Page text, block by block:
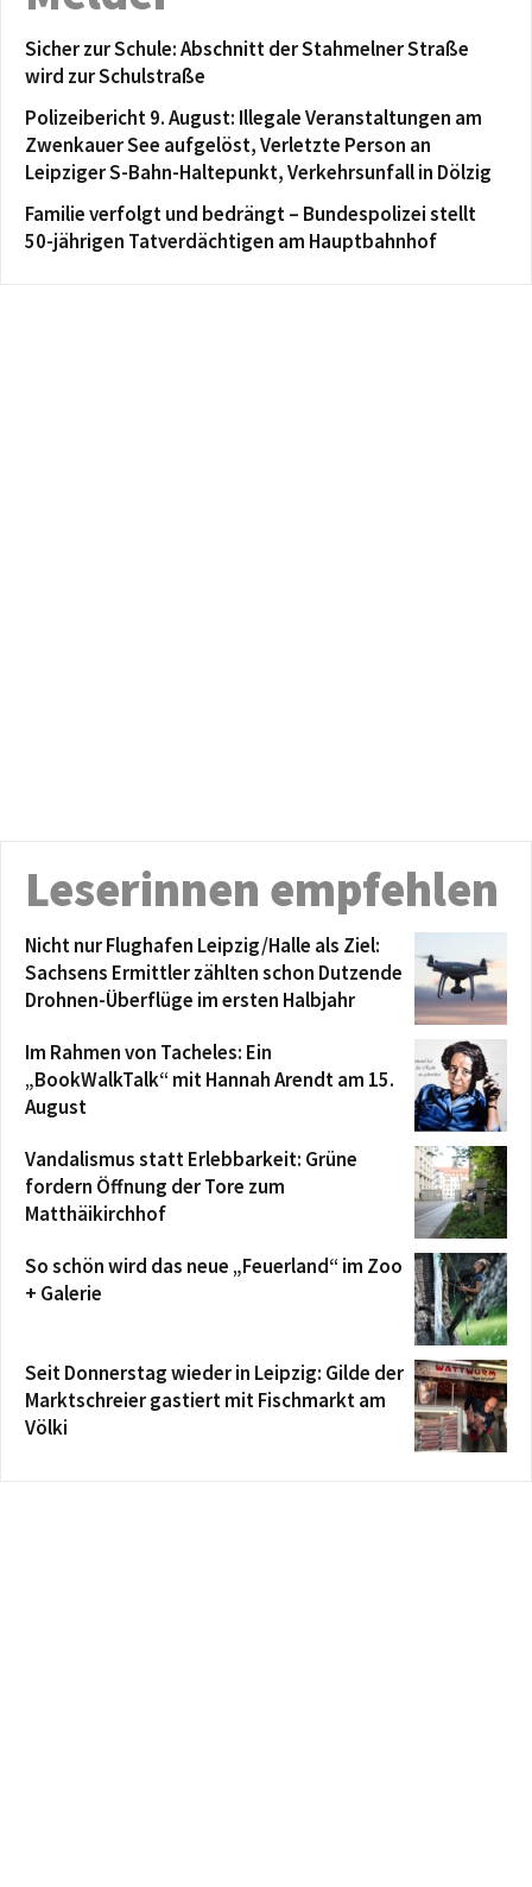
Sicher zur Schule: Abschnitt der Stahmelner Straße
wird zur Schulstraße
Polizeibericht 9. August: Illegale Veranstaltungen am
Zwenkauer See aufgelöst, Verletzte Person an
Leipziger S-Bahn-Haltepunkt, Verkehrsunfall in Dölzig
Familie verfolgt und bedrängt – Bundespolizei stellt
50-jährigen Tatverdächtigen am Hauptbahnhof
Leserinnen empfehlen
Nicht nur Flughafen Leipzig/Halle als Ziel:
Sachsens Ermittler zählten schon Dutzende
Drohnen-Überflüge im ersten Halbjahr
Im Rahmen von Tacheles: Ein
„BookWalkTalk“ mit Hannah Arendt am 15.
August
Vandalismus statt Erlebbarkeit: Grüne
fordern Öffnung der Tore zum
Matthäikirchhof
So schön wird das neue „Feuerland“ im Zoo
+ Galerie
Seit Donnerstag wieder in Leipzig: Gilde der
Marktschreier gastiert mit Fischmarkt am
Völki